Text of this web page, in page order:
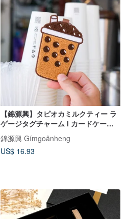
【錦源興】タピオカミルクティー ラ
ゲージタグチャーム l カードケース
ID カードケース ふわふわチャーム
ラゲージタグ
錦源興 Gímgoânheng
US$ 16.93